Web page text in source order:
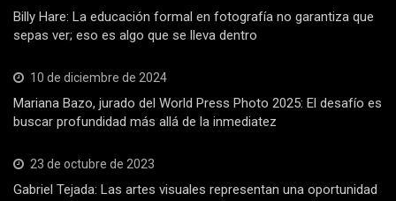
Billy Hare: La educación formal en fotografía no garantiza que
sepas ver; eso es algo que se lleva dentro
10 de diciembre de 2024
Mariana Bazo, jurado del World Press Photo 2025: El desafío es
buscar profundidad más allá de la inmediatez
23 de octubre de 2023
Gabriel Tejada: Las artes visuales representan una oportunidad